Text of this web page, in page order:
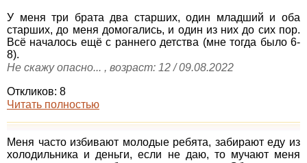
У меня три брата два старших, один младший и оба
старших, до меня домогались, и один из них до сих пор.
Всё началось ещё с раннего детства (мне тогда было 6-
8).
Не скажу опасно... , возраст: 12 / 09.08.2022
Откликов: 8
Читать полностью
Меня часто избивают молодые ребята, забирают еду из
холодильника и деньги, если не даю, то мучают меня